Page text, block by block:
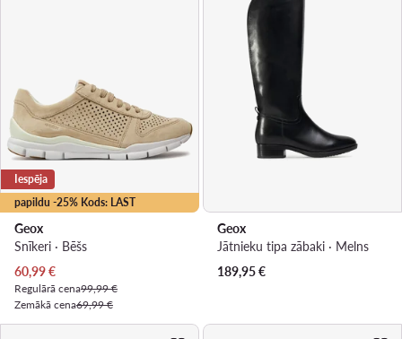
papildu -25% Kods: LAST
Iespēja
Geox
Snīkeri · Bēšs
Pašreizējā cena
60,99€
Regulārā cena99,99 €
Zemākā cena69,99 €
Geox
Jātnieku tipa zābaki · Melns
189,95€